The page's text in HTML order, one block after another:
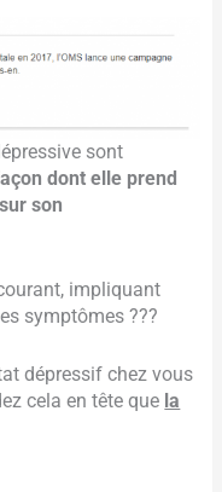
sont
dont elle prend
son
impliquant
symptômes ???
dépressif chez vous
cela en tête que la